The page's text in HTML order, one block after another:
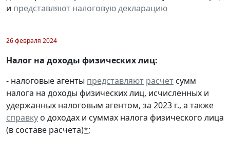
и представляют налоговую декларацию
26 февраля 2024
Налог на доходы физических лиц:
- налоговые агенты представляют расчет сумм
налога на доходы физических лиц, исчисленных и
удержанных налоговым агентом, за 2023 г., а также
справку о доходах и суммах налога физического лица
(в составе расчета)*;